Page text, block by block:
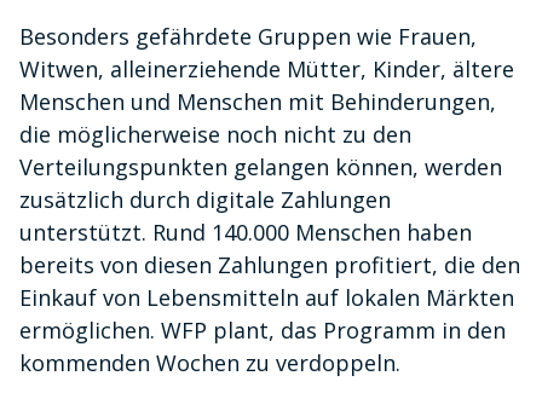
Besonders gefährdete Gruppen wie Frauen,
Witwen, alleinerziehende Mütter, Kinder, ältere
Menschen und Menschen mit Behinderungen,
die möglicherweise noch nicht zu den
Verteilungspunkten gelangen können, werden
zusätzlich durch digitale Zahlungen
unterstützt. Rund 140.000 Menschen haben
bereits von diesen Zahlungen profitiert, die den
Einkauf von Lebensmitteln auf lokalen Märkten
ermöglichen. WFP plant, das Programm in den
kommenden Wochen zu verdoppeln.